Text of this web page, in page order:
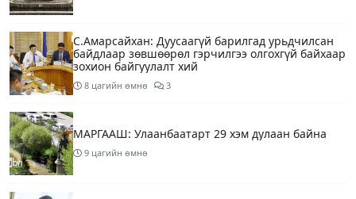
С.Амарсайхан: Дуусаагүй барилгад урьдчилсан
байдлаар зөвшөөрөл гэрчилгээ олгохгүй байхаар
зохион байгуулалт хий
8 цагийн өмнө 3
МАРГААШ: Улаанбаатарт 29 хэм дулаан байна
9 цагийн өмнө